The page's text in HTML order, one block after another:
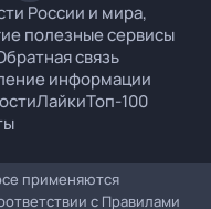
России и мира,
полезные сервисы
связь
информации
ЛайкиТоп-100
применяются
с Правилами